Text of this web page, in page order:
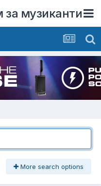
за музиканти
More search options